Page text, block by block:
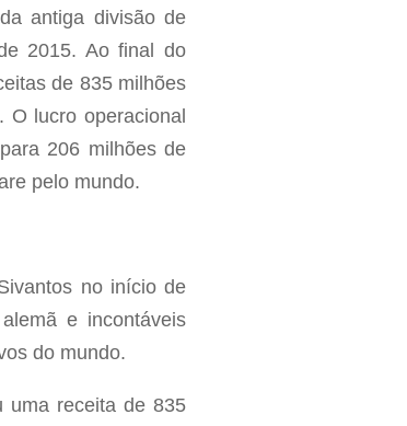
antiga divisão de
2015. Ao final do
de 835 milhões
lucro operacional
206 milhões de
pelo mundo.
no início de
e incontáveis
do mundo.
uma receita de 835